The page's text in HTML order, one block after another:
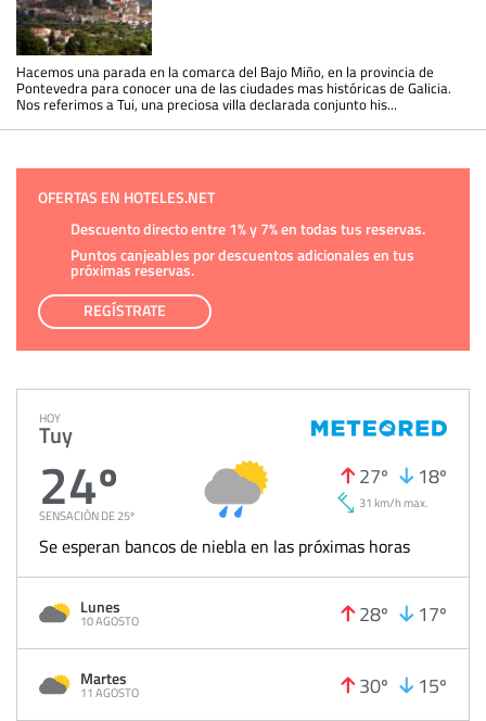
Hacemos una parada en la comarca del Bajo Miño, en la provincia de
Pontevedra para conocer una de las ciudades mas históricas de Galicia.
Nos referimos a Tui, una preciosa villa declarada conjunto his...
OFERTAS EN HOTELES.NET
Descuento directo entre 1% y 7% en todas tus reservas.
Puntos canjeables por descuentos adicionales en tus
próximas reservas.
REGÍSTRATE
HOY
Tuy
24º
SENSACIÓN DE 25º
27º 18º
31 km/h max.
Se esperan bancos de niebla en las próximas horas
Lunes
10 AGOSTO 28º 17º
Martes
11 AGOSTO 30º 15º